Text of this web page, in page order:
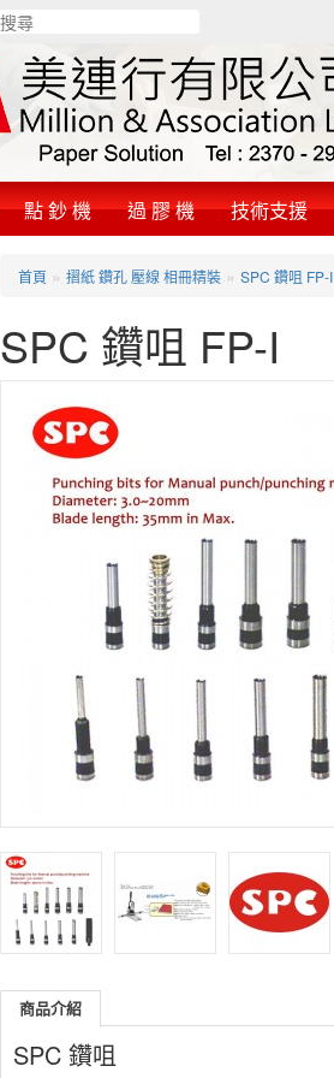
點 鈔 機 過 膠 機 技術支援
首頁 » 摺紙 鑽孔 壓線 相冊精裝 » SPC 鑽咀 FP-I
SPC 鑽咀 FP-I
商品介紹
SPC 鑽咀